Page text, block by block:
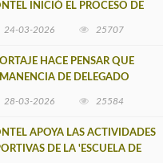
INICIÓ EL PROCESO DE
24-03-2026 25707
HACE PENSAR QUE
DE DELEGADO
28-03-2026 25584
APOYA LAS ACTIVIDADES
DE LA 'ESCUELA DE